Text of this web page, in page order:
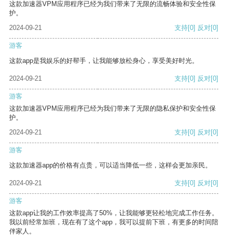
这款加速器VPM应用程序已经为我们带来了无限的流畅体验和安全性保
护。
2024-09-21
支持[0] 反对[0]
游客
这款app是我娱乐的好帮手，让我能够放松身心，享受美好时光。
2024-09-21 支持[0] 反对[0]
游客
这款加速器VPM应用程序已经为我们带来了无限的隐私保护和安全性保
护。
2024-09-21
支持[0] 反对[0]
游客
这款加速器app的价格有点贵，可以适当降低一些，这样会更加亲民。
2024-09-21 支持[0] 反对[0]
游客
这款app让我的工作效率提高了50%，让我能够更轻松地完成工作任务。
我以前经常加班，现在有了这个app，我可以提前下班，有更多的时间陪
伴家人。